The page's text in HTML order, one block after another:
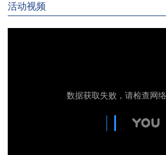
活动视频